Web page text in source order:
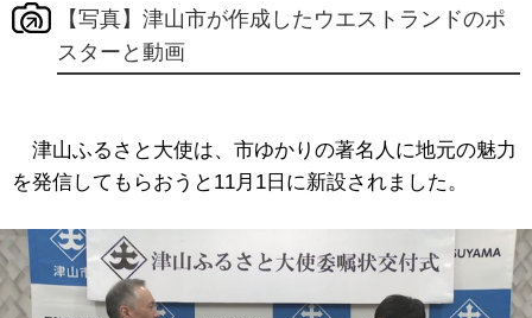
【写真】津山市が作成したウエストランドのポ
スターと動画
津山ふるさと大使は、市ゆかりの著名人に地元の魅力
を発信してもらおうと11月1日に新設されました。